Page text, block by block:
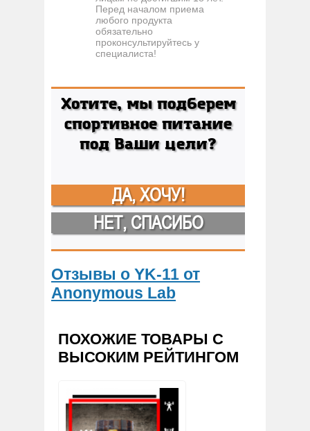
Перед началом приема
любого продукта
обязательно
проконсультируйтесь у
специалиста!
Хотите, мы подберем
спортивное питание
под Ваши цели?
ДА, ХОЧУ!
НЕТ, СПАСИБО
Отзывы о YK-11 от
Anonymous Lab
ПОХОЖИЕ ТОВАРЫ С
ВЫСОКИМ РЕЙТИНГОМ